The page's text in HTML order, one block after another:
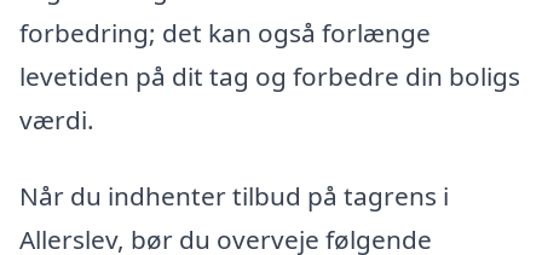
forbedring; det kan også forlænge
levetiden på dit tag og forbedre din boligs
værdi.
Når du indhenter tilbud på tagrens i
Allerslev, bør du overveje følgende